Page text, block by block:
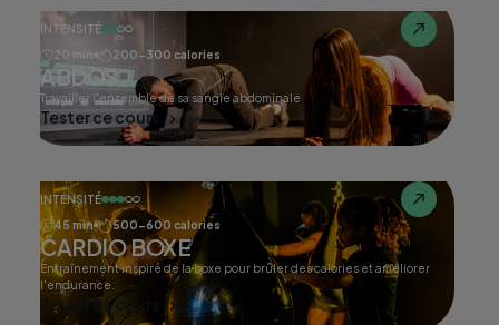
INTENSITÉ
20 min
200-300 calories
ABDOS
Travailler l'ensemble de sa sangle abdominale
Tester ce cours
INTENSITÉ
45 min
500-600 calories
CARDIO BOXE
Entraînement inspiré de la boxe pour brûler des calories et améliorer
l'endurance.
Tester ce cours